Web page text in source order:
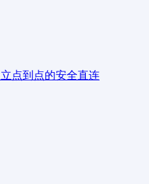
点到点的安全直连